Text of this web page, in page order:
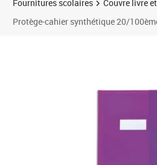
Fournitures scolaires
Couvre livre
Protège-cahier synthétique 20/